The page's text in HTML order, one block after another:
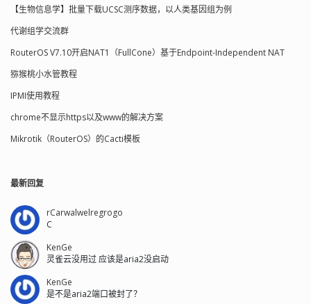
【生物信息学】批量下载UCSC测序数据，以人类基因组为例
代谢组学交流群
RouterOS V7.10开启NAT1（FullCone）基于Endpoint-Independent NAT
猕猴桃小水管教程
IPMI使用教程
chrome不显示https以及www的解决方案
Mikrotik（RouterOS）的Cacti模板
最新回复
rCarwalwelregrogo
C
KenGe
灵雀云没用过 应该是aria2没启动
KenGe
是不是aria2端口被封了？